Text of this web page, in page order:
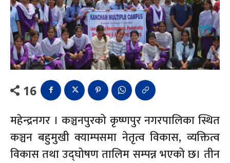
16
महेन्द्रनगर । कञ्चनपुरको कृष्णपुर नगरपालिका स्थित
कञ्चन बहुमुखी क्याम्पसमा नेतृत्व विकास, व्यक्तित्व
विकास तथा उद्घोषण तालिम सम्पन्न भएको छ। तीन